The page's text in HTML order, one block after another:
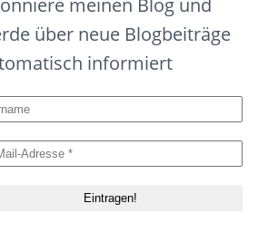
meinen Blog und
über neue Blogbeiträge
informiert